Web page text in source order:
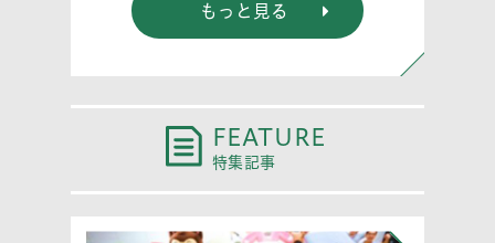
もっと見る
FEATURE
特集記事